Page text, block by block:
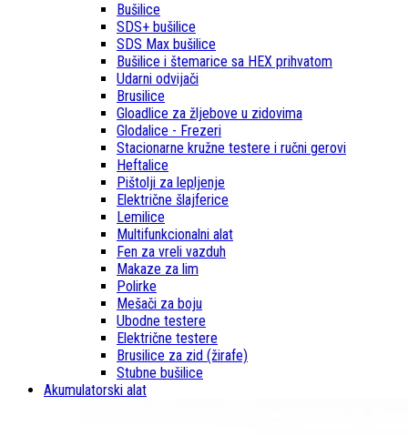
Bušilice
SDS+ bušilice
SDS Max bušilice
Bušilice i štemarice sa HEX prihvatom
Udarni odvijači
Brusilice
Gloadlice za žljebove u zidovima
Glodalice - Frezeri
Stacionarne kružne testere i ručni gerovi
Heftalice
Pištolji za lepljenje
Električne šlajferice
Lemilice
Multifunkcionalni alat
Fen za vreli vazduh
Makaze za lim
Polirke
Mešači za boju
Ubodne testere
Električne testere
Brusilice za zid (žirafe)
Stubne bušilice
Akumulatorski alat